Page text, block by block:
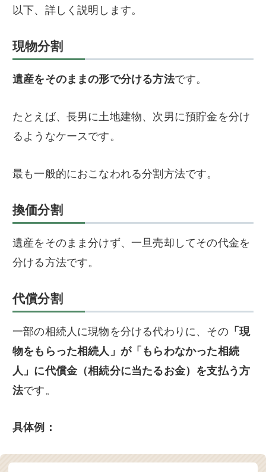
以下、詳しく説明します。
現物分割
遺産をそのままの形で分ける方法です。
たとえば、長男に土地建物、次男に預貯金を分け
るようなケースです。
最も一般的におこなわれる分割方法です。
換価分割
遺産をそのまま分けず、一旦売却してその代金を
分ける方法です。
代償分割
一部の相続人に現物を分ける代わりに、その「現
物をもらった相続人」が「もらわなかった相続
人」に代償金（相続分に当たるお金）を支払う方
法です。
具体例：